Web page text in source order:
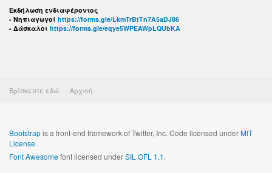
Εκδήλωση ενδιαφέροντος
- Νηπιαγωγοί https://forms.gle/LkmTrBtTn7A5aDJ86
- Δάσκαλοι https://forms.gle/eqye5WPEAWpLQUbKA
Βρίσκεστε εδώ: Αρχική
Bootstrapis a front-end framework of Twitter, Inc. Code licensed underMIT
License.
Font Awesomefont licensed underSIL OFL 1.1.